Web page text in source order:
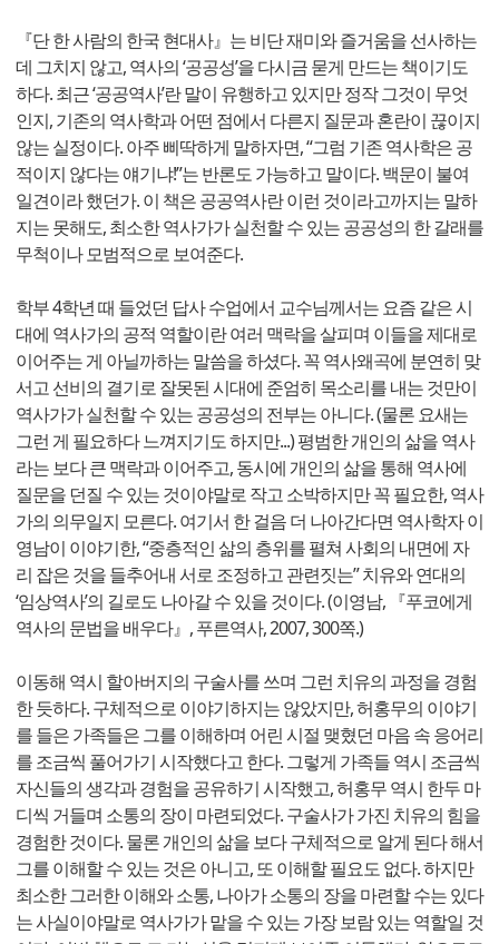
『단 한 사람의 한국 현대사』는 비단 재미와 즐거움을 선사하는
데 그치지 않고, 역사의 ‘공공성’을 다시금 묻게 만드는 책이기도
하다. 최근 ‘공공역사’란 말이 유행하고 있지만 정작 그것이 무엇
인지, 기존의 역사학과 어떤 점에서 다른지 질문과 혼란이 끊이지
않는 실정이다. 아주 삐딱하게 말하자면, “그럼 기존 역사학은 공
적이지 않다는 얘기냐!”는 반론도 가능하고 말이다. 백문이 불여
일견이라 했던가. 이 책은 공공역사란 이런 것이라고까지는 말하
지는 못해도, 최소한 역사가가 실천할 수 있는 공공성의 한 갈래를
무척이나 모범적으로 보여준다.
학부 4학년 때 들었던 답사 수업에서 교수님께서는 요즘 같은 시
대에 역사가의 공적 역할이란 여러 맥락을 살피며 이들을 제대로
이어주는 게 아닐까하는 말씀을 하셨다. 꼭 역사왜곡에 분연히 맞
서고 선비의 결기로 잘못된 시대에 준엄히 목소리를 내는 것만이
역사가가 실천할 수 있는 공공성의 전부는 아니다. (물론 요새는
그런 게 필요하다 느껴지기도 하지만...) 평범한 개인의 삶을 역사
라는 보다 큰 맥락과 이어주고, 동시에 개인의 삶을 통해 역사에
질문을 던질 수 있는 것이야말로 작고 소박하지만 꼭 필요한, 역사
가의 의무일지 모른다. 여기서 한 걸음 더 나아간다면 역사학자 이
영남이 이야기한, “중층적인 삶의 층위를 펼쳐 사회의 내면에 자
리 잡은 것을 들추어내 서로 조정하고 관련짓는” 치유와 연대의
‘임상역사’의 길로도 나아갈 수 있을 것이다. (이영남, 『푸코에게
역사의 문법을 배우다』, 푸른역사, 2007, 300쪽.)
이동해 역시 할아버지의 구술사를 쓰며 그런 치유의 과정을 경험
한 듯하다. 구체적으로 이야기하지는 않았지만, 허홍무의 이야기
를 들은 가족들은 그를 이해하며 어린 시절 맺혔던 마음 속 응어리
를 조금씩 풀어가기 시작했다고 한다. 그렇게 가족들 역시 조금씩
자신들의 생각과 경험을 공유하기 시작했고, 허홍무 역시 한두 마
디씩 거들며 소통의 장이 마련되었다. 구술사가 가진 치유의 힘을
경험한 것이다. 물론 개인의 삶을 보다 구체적으로 알게 된다 해서
그를 이해할 수 있는 것은 아니고, 또 이해할 필요도 없다. 하지만
최소한 그러한 이해와 소통, 나아가 소통의 장을 마련할 수는 있다
는 사실이야말로 역사가가 맡을 수 있는 가장 보람 있는 역할일 것